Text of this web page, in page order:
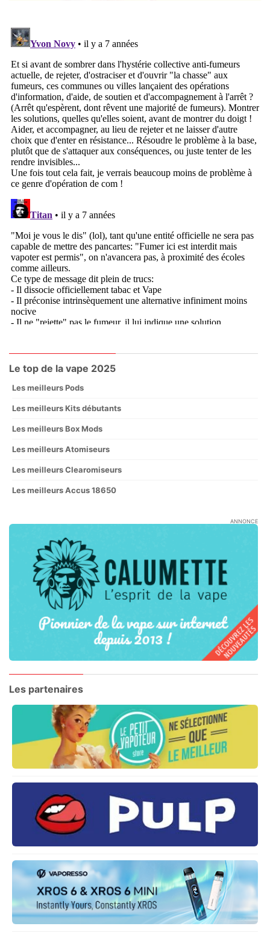
Le top de la vape 2025
Les meilleurs Pods
Les meilleurs Kits débutants
Les meilleurs Box Mods
Les meilleurs Atomiseurs
Les meilleurs Clearomiseurs
Les meilleurs Accus 18650
ANNONCE
Les partenaires